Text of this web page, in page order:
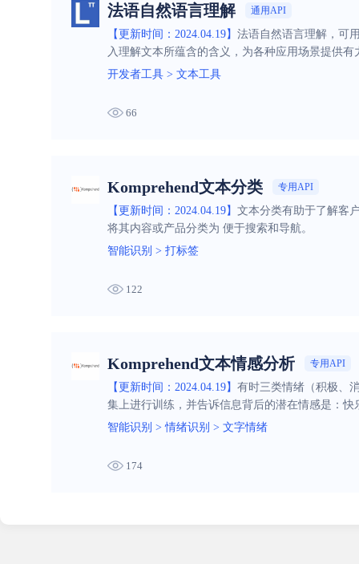
法语自然语言理解 通用API
【更新时间：2024.04.19】 法语自然语言理解，可
入理解文本所蕴含的含义，为各种应用场景提供有
开发者工具 > 文本工具
66
Komprehend文本分类 专用API
【更新时间：2024.04.19】 文本分类有助于了解客
将其内容或产品分类为 便于搜索和导航。
智能识别 > 打标签
122
Komprehend文本情感分析 专用API
【更新时间：2024.04.19】 有时三类情绪（积极、
集上进行训练，并告诉信息背后的潜在情感是：
智能识别 >情绪识别 > 文字情绪
174